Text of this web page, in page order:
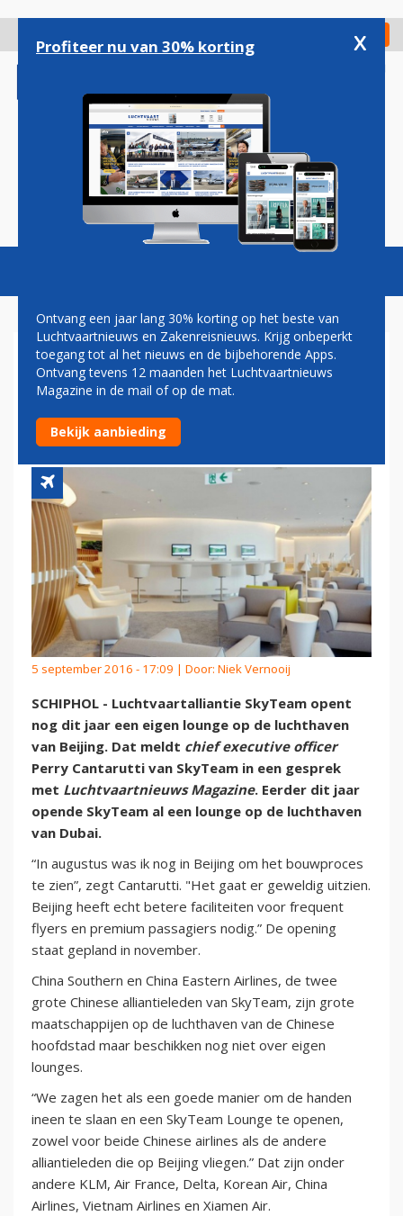
gaan
Check in
Magazine Podcasts Vacatures
SKYTEAM OPENT NOG DIT
JAAR EIGEN LOUNGE OP
BEIJING AIRPORT
5 september 2016 - 17:09 | Door: Niek Vernooij
SCHIPHOL - Luchtvaartalliantie SkyTeam opent
nog dit jaar een eigen lounge op de luchthaven
van Beijing. Dat meldt chief executive officer
Perry Cantarutti van SkyTeam in een gesprek
met Luchtvaartnieuws Magazine. Eerder dit jaar
opende SkyTeam al een lounge op de luchthaven
van Dubai.
“In augustus was ik nog in Beijing om het bouwproces
te zien”, zegt Cantarutti. "Het gaat er geweldig uitzien.
Beijing heeft echt betere faciliteiten voor frequent
flyers en premium passagiers nodig.” De opening
staat gepland in november.
China Southern en China Eastern Airlines, de twee
grote Chinese alliantieleden van SkyTeam, zijn grote
maatschappijen op de luchthaven van de Chinese
hoofdstad maar beschikken nog niet over eigen
lounges.
“We zagen het als een goede manier om de handen
ineen te slaan en een SkyTeam Lounge te openen,
zowel voor beide Chinese airlines als de andere
alliantieleden die op Beijing vliegen.” Dat zijn onder
andere KLM, Air France, Delta, Korean Air, China
Airlines, Vietnam Airlines en Xiamen Air.
Profiteer nu van 30% korting x
Ontvang een jaar lang 30% korting op het beste van
Luchtvaartnieuws en Zakenreisnieuws. Krijg onbeperkt
toegang tot al het nieuws en de bijbehorende Apps.
Ontvang tevens 12 maanden het Luchtvaartnieuws
Magazine in de mail of op de mat.
Bekijk aanbieding